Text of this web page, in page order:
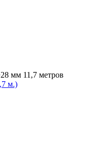
м.)